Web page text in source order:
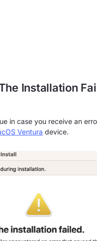
Installation
in case you receive an
Ventura device.